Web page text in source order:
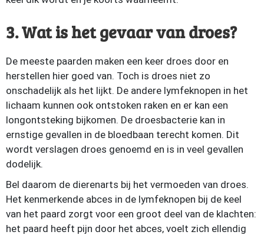
3. Wat is het gevaar van droes?
De meeste paarden maken een keer droes door en
herstellen hier goed van. Toch is droes niet zo
onschadelijk als het lijkt. De andere lymfeknopen in het
lichaam kunnen ook ontstoken raken en er kan een
longontsteking bijkomen. De droesbacterie kan in
ernstige gevallen in de bloedbaan terecht komen. Dit
wordt verslagen droes genoemd en is in veel gevallen
dodelijk.
Bel daarom de dierenarts bij het vermoeden van droes.
Het kenmerkende abces in de lymfeknopen bij de keel
van het paard zorgt voor een groot deel van de klachten:
het paard heeft pijn door het abces, voelt zich ellendig